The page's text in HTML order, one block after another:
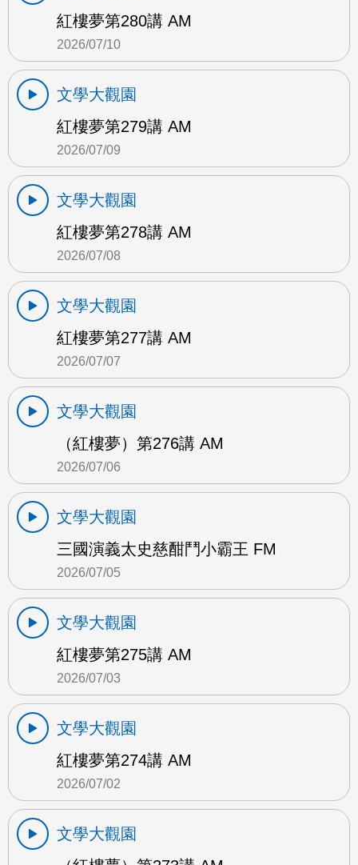
紅樓夢第280講 AM
2026/07/10
文學大觀園
紅樓夢第279講 AM
2026/07/09
文學大觀園
紅樓夢第278講 AM
2026/07/08
文學大觀園
紅樓夢第277講 AM
2026/07/07
文學大觀園
（紅樓夢）第276講 AM
2026/07/06
文學大觀園
三國演義太史慈酣鬥小霸王 FM
2026/07/05
文學大觀園
紅樓夢第275講 AM
2026/07/03
文學大觀園
紅樓夢第274講 AM
2026/07/02
文學大觀園